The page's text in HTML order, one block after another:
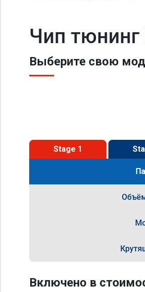
Чип тюнинг
Выберите свою
Stage 1
Включено в